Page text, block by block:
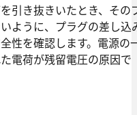
引き抜きいたとき、その
ように、プラグの差し込
性を確認します。電源の
電荷が残留電圧の原因で